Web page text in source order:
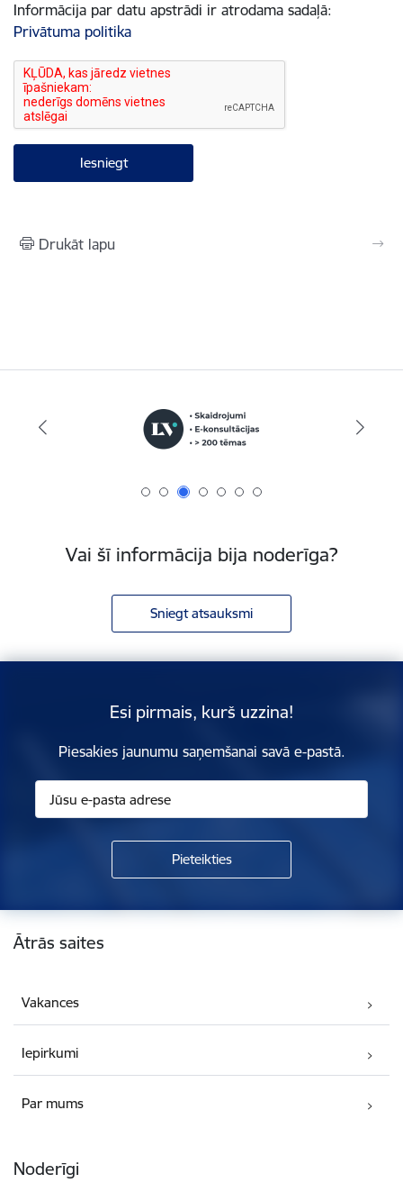
Informācija par datu apstrādi ir atrodama sadaļā:
Privātuma politika
Drukāt lapu
Vai šī informācija bija noderīga?
Sniegt atsauksmi
Esi pirmais, kurš uzzina!
Piesakies jaunumu saņemšanai savā e-pastā.
Kājene
Ātrās saites
Vakances
Iepirkumi
Par mums
Noderīgi